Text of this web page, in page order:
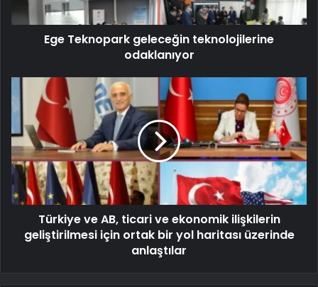
Ege Teknopark geleceğin teknolojilerine
odaklanıyor
Türkiye ve AB, ticari ve ekonomik ilişkilerin
geliştirilmesi için ortak bir yol haritası üzerinde
anlaştılar